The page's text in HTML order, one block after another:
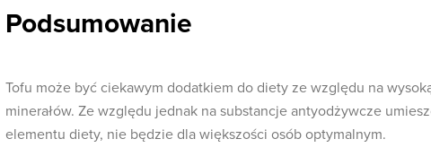
Podsumowanie
Tofu może być ciekawym dodatkiem do diety ze względu na
minerałów. Ze względu jednak na substancje antyodżywcze
elementu diety, nie będzie dla większości osób optymalnym.